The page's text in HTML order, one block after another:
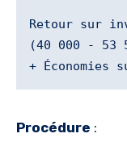
Retour sur
(40 000 - 53
Procédure :